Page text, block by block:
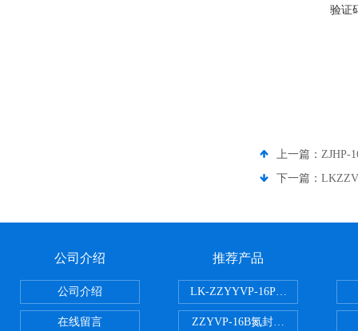
验证
上一篇： ZJHP-
下一篇：
公司介绍
公司介绍
在线留言
推荐产品
LK-ZZYYVP-16P不锈钢氮封阀
ZZYVP-16B氮封供氮阀